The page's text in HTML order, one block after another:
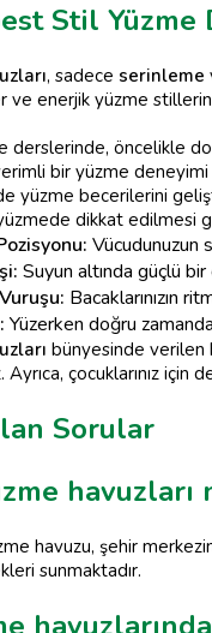
Stil
, sadece serinleme
ve enerjik yüzme
derslerinde, öncelikle
bir yüzme
yüzme becerilerini
dikkat edilmesi
Vücudunuzun
Suyun altında güçlü
Bacaklarınızın
Yüzerken doğru
bünyesinde verilen
çocuklarınız için
Sorular
havuzu, şehir
sunmaktadır.